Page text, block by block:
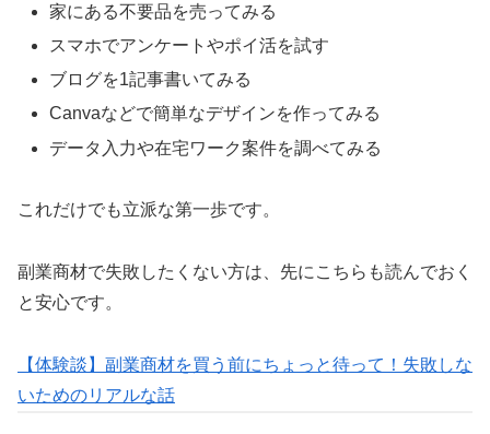
家にある不要品を売ってみる
スマホでアンケートやポイ活を試す
ブログを1記事書いてみる
Canvaなどで簡単なデザインを作ってみる
データ入力や在宅ワーク案件を調べてみる
これだけでも立派な第一歩です。
副業商材で失敗したくない方は、先にこちらも読んでおく
と安心です。
【体験談】副業商材を買う前にちょっと待って！失敗しな
いためのリアルな話